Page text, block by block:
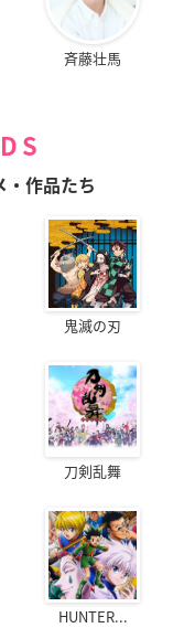
斉藤壮馬
・作品たち
鬼滅の刃
刀剣乱舞
HUNTER...